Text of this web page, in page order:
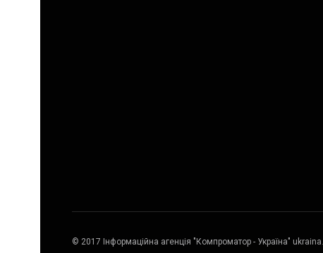
© 2017 Інформаційна агенція "Компроматор - Україна"